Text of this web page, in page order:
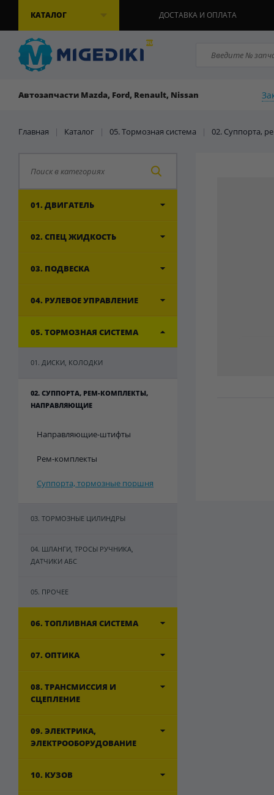
КАТАЛОГ ДОСТАВКА И ОПЛАТА
Автозапчасти Mazda, Ford, Renault, Nissan
Главная | Каталог | 05. Тормозная система | 02. Суппорта,
01. ДВИГАТЕЛЬ
02. СПЕЦ ЖИДКОСТЬ
03. ПОДВЕСКА
04. РУЛЕВОЕ УПРАВЛЕНИЕ
05. ТОРМОЗНАЯ СИСТЕМА
01. ДИСКИ, КОЛОДКИ
02. СУППОРТА, РЕМ-КОМПЛЕКТЫ,
НАПРАВЛЯЮЩИЕ
Направляющие-штифты
Рем-комплекты
Суппорта, тормозные поршня
03. ТОРМОЗНЫЕ ЦИЛИНДРЫ
04. ШЛАНГИ, ТРОСЫ РУЧНИКА,
ДАТЧИКИ АБС
05. ПРОЧЕЕ
06. ТОПЛИВНАЯ СИСТЕМА
07. ОПТИКА
08. ТРАНСМИССИЯ И
СЦЕПЛЕНИЕ
09. ЭЛЕКТРИКА,
ЭЛЕКТРООБОРУДОВАНИЕ
10. КУЗОВ